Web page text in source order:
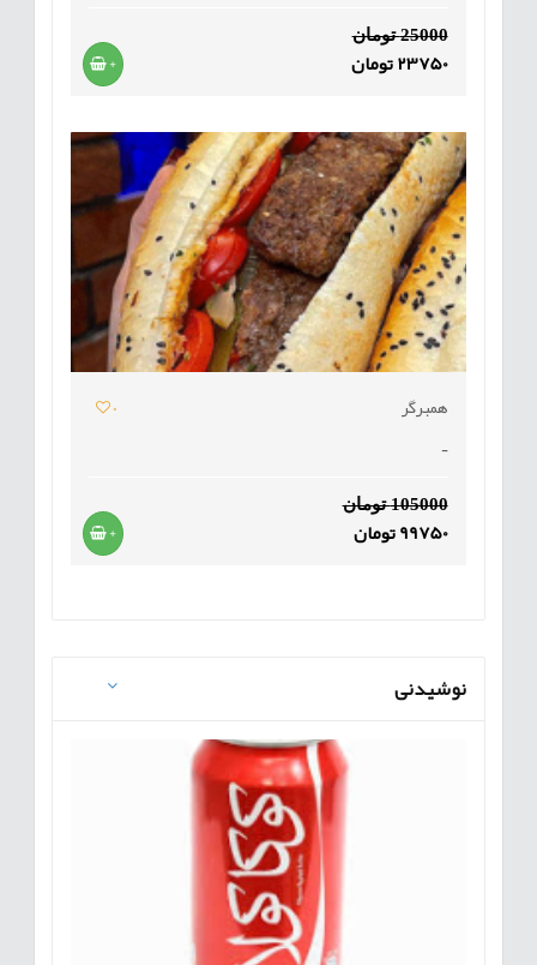
25000 تومان
23750 تومان +
همبرگر
0
-
105000 تومان
99750 تومان +
نوشیدنی